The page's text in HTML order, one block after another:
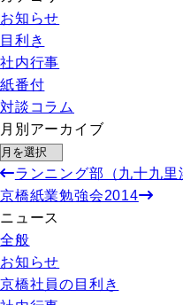
お知らせ
目利き
社内行事
紙番付
対談コラム
月別アーカイブ
ランニング部（九十九里
京橋紙業勉強会2014
ニュース
全般
お知らせ
京橋社員の目利き